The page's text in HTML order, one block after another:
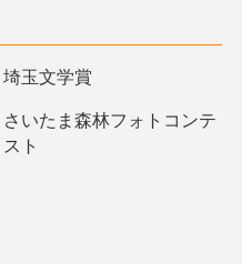
埼玉文学賞
さいたま森林フォトコンテ
スト